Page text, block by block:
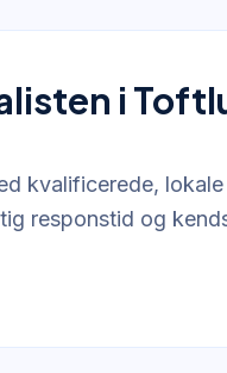
i
kvalificerede,
responstid og